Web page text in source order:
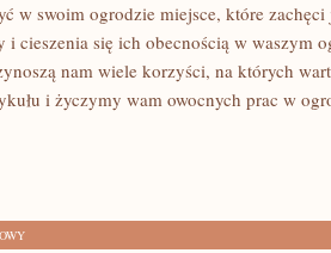
w swoim ogrodzie miejsce, które
i cieszenia się ich obecnością w‍ waszym
nam ⁣wiele‌ korzyści, na których
i życzymy wam owocnych prac w